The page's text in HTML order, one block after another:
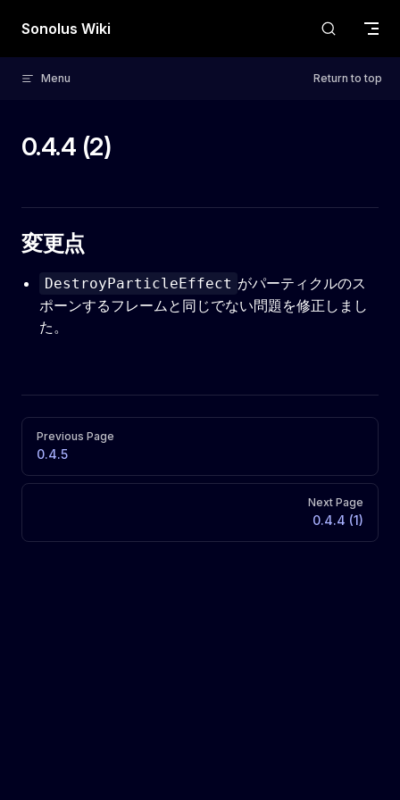
Skip to content
Sonolus Wiki
Menu Return to top
0.4.4 (2)
変更点
DestroyParticleEffect がパーティクルのス
ポーンするフレームと同じでない問題を修正しまし
た。
Pager
Previous Page
0.4.5
Next Page
0.4.4 (1)